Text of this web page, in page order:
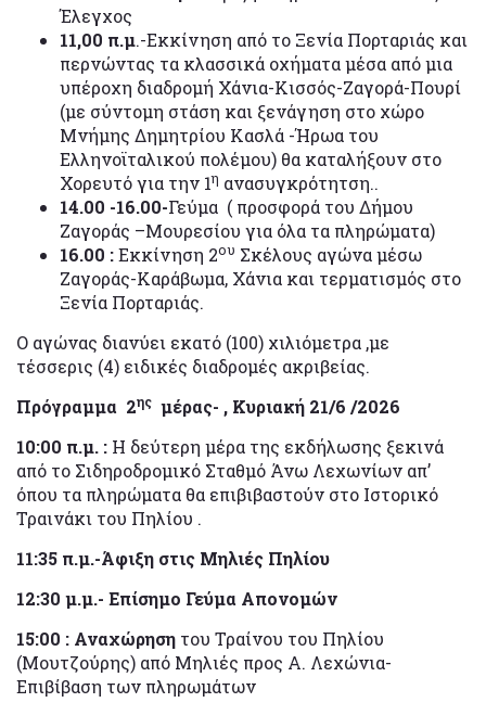
Έλεγχος
11,00 π.μ.-Εκκίνηση από το Ξενία Πορταριάς και
περνώντας τα κλασσικά οχήματα μέσα από μια
υπέροχη διαδρομή Χάνια-Κισσός-Ζαγορά-Πουρί
(με σύντομη στάση και ξενάγηση στο χώρο
Μνήμης Δημητρίου Κασλά -Ήρωα του
Ελληνοϊταλικού πολέμου) θα καταλήξουν στο
Χορευτό για την 1η ανασυγκρότητση..
14.00 -16.00-Γεύμα ( προσφορά του Δήμου
Ζαγοράς –Μουρεσίου για όλα τα πληρώματα)
16.00 :Εκκίνηση 2ου Σκέλους αγώνα μέσω
Ζαγοράς-Καράβωμα, Χάνια και τερματισμός στο
Ξενία Πορταριάς.
Ο αγώνας διανύει εκατό (100) χιλιόμετρα ,με
τέσσερις (4) ειδικές διαδρομές ακριβείας.
Πρόγραμμα 2ης μέρας- , Κυριακή 21/6 /2026
10:00 π.μ. : Η δεύτερη μέρα της εκδήλωσης ξεκινά
από το Σιδηροδρομικό Σταθμό Άνω Λεχωνίων απ’
όπου τα πληρώματα θα επιβιβαστούν στο Ιστορικό
Τραινάκι του Πηλίου .
11:35 π.μ.-Άφιξη στις Μηλιές Πηλίου
12:30 μ.μ.- Επίσημο Γεύμα Απονομών
15:00 : Αναχώρηση του Τραίνου του Πηλίου
(Μουτζούρης) από Μηλιές προς Α. Λεχώνια-
Επιβίβαση των πληρωμάτων